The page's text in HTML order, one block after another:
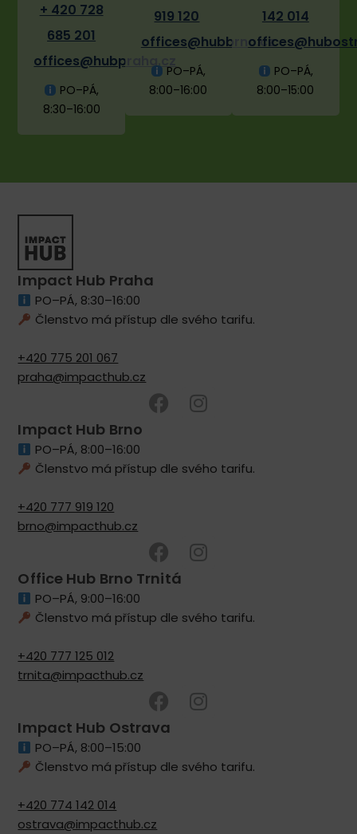
+ 420 728
685 201
offices@hubpraha.cz
PO–PÁ,
8:30–16:00
919 120
offices@hubbrno.cz
PO–PÁ,
8:00–16:00
142 014
PO–PÁ,
8:00–15:00
Impact Hub Praha
PO–PÁ, 8:30–16:00
Členstvo má přístup dle svého tarifu.
+420 775 201 067
praha@impacthub.cz
Impact Hub Brno
PO–PÁ, 8:00–16:00
Členstvo má přístup dle svého tarifu.
+420 777 919 120
brno@impacthub.cz
Office Hub Brno Trnitá
PO–PÁ, 9:00–16:00
Členstvo má přístup dle svého tarifu.
+420 777 125 012
trnita@impacthub.cz
Impact Hub Ostrava
PO–PÁ, 8:00–15:00
Členstvo má přístup dle svého tarifu.
+420 774 142 014
ostrava@impacthub.cz